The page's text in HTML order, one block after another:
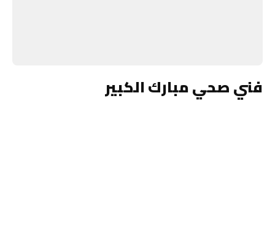
فني صحي مبارك الكبير